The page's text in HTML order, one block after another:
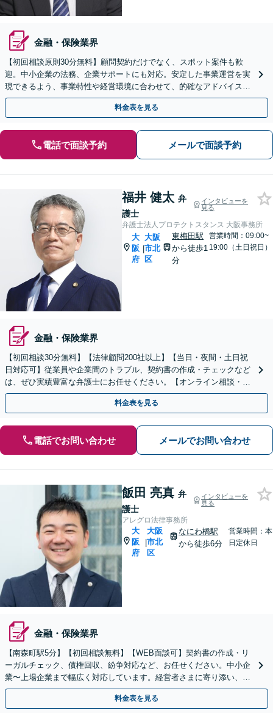
金融・保険業界
【初回相談原則30分無料】顧問契約だけでなく、スポット案件も歓
迎。中小企業の法務、企業サポートにも対応。安定した事業運営を実
現できるよう、事業特性や経営環境に合わせて、的確なアドバイスい
たします【時間外・休日相談可】【天満橋駅1分】
料金表を見る
電話で面談予約 メールで面談予約
福井 健太 弁
護士
インタビューを
見る
弁護士法人プロテクトスタンス 大阪事務所
大
阪
府
|
大阪
市北
区
東梅田駅
から徒歩1
分
営業時間：09:00~
19:00（土日祝日）
金融・保険業界
【初回相談30分無料】【法律顧問200社以上】【当日・夜間・土日祝
日対応可】従業員や企業間のトラブル、契約書の作成・チェックなど
は、ぜひ実績豊富な弁護士にお任せください。【オンライン相談・電
子契約に対応】
料金表を見る
電話でお問い合わせ メールでお問い合わせ
飯田 亮真 弁
護士
インタビューを
見る
アレグロ法律事務所
大
阪
府
|
大阪
市北
区
なにわ橋駅
から徒歩6分
営業時間：本
日定休日
金融・保険業界
【南森町駅5分】【初回相談無料】【WEB面談可】契約書の作成・リ
ーガルチェック、債権回収、紛争対応など、お任せください。中小企
業〜上場企業まで幅広く対応しています。経営者さまに寄り添い、背
中を後押しできるよう尽力いたします。
料金表を見る